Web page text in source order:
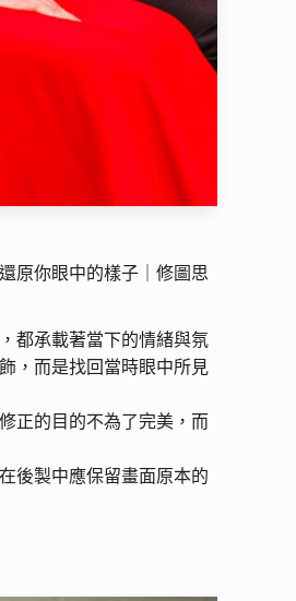
原你眼中的樣子｜修圖思
都承載著當下的情緒與氛
，而是找回當時眼中所見
正的目的不為了完美，而
後製中應保留畫面原本的